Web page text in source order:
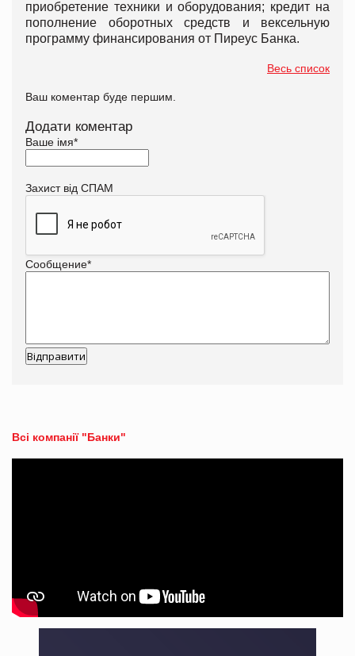
приобретение техники и оборудования; кредит на
пополнение оборотных средств и вексельную
программу финансирования от Пиреус Банка.
Весь список
Ваш коментар буде першим.
Додати коментар
Ваше імя*
Захист від СПАМ
Сообщение*
Всі компанії "Банки"